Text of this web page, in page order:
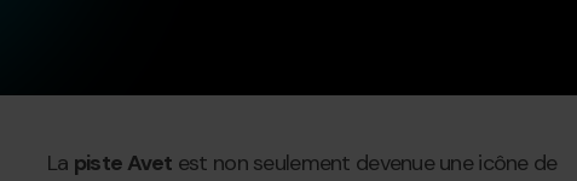
La piste Avet est non seulement devenue une icône de